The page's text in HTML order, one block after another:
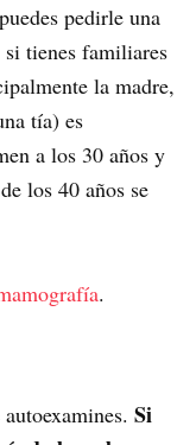
pedirle una
si tienes familiares
la madre,
tía) es
a los 30 años y
los 40 años se
.
Si